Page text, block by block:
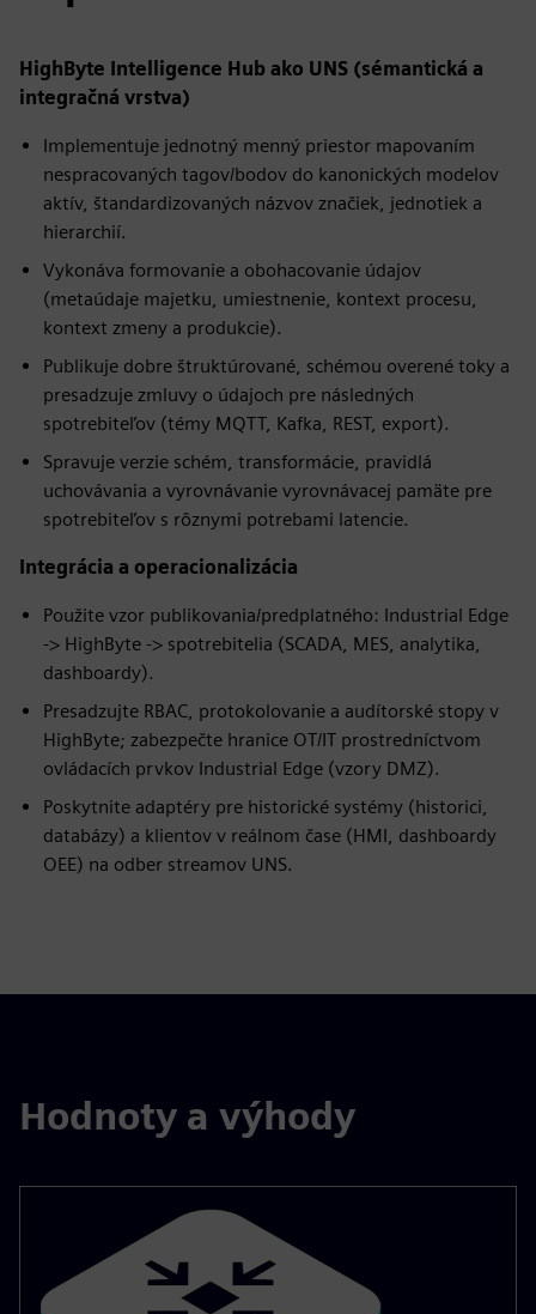
HighByte Intelligence Hub ako UNS (sémantická a
integračná vrstva)
Implementuje jednotný menný priestor mapovaním
nespracovaných tagov/bodov do kanonických modelov
aktív, štandardizovaných názvov značiek, jednotiek a
hierarchií.
Vykonáva formovanie a obohacovanie údajov
(metaúdaje majetku, umiestnenie, kontext procesu,
kontext zmeny a produkcie).
Publikuje dobre štruktúrované, schémou overené toky a
presadzuje zmluvy o údajoch pre následných
spotrebiteľov (témy MQTT, Kafka, REST, export).
Spravuje verzie schém, transformácie, pravidlá
uchovávania a vyrovnávanie vyrovnávacej pamäte pre
spotrebiteľov s rôznymi potrebami latencie.
Integrácia a operacionalizácia
Použite vzor publikovania/predplatného: Industrial Edge
-> HighByte -> spotrebitelia (SCADA, MES, analytika,
dashboardy).
Presadzujte RBAC, protokolovanie a audítorské stopy v
HighByte; zabezpečte hranice OT/IT prostredníctvom
ovládacích prvkov Industrial Edge (vzory DMZ).
Poskytnite adaptéry pre historické systémy (historici,
databázy) a klientov v reálnom čase (HMI, dashboardy
OEE) na odber streamov UNS.
Hodnoty a výhody